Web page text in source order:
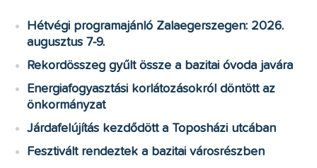
Hétvégi programajánló Zalaegerszegen: 2026.
augusztus 7-9.
Rekordösszeg gyűlt össze a bazitai óvoda javára
Energiafogyasztási korlátozásokról döntött az
önkormányzat
Járdafelújítás kezdődött a Toposházi utcában
Fesztivált rendeztek a bazitai városrészben